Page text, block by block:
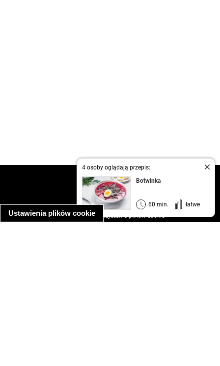
Ustawienia plików cookie
4 osoby oglądają przepis:
Botwinka
60 min. łatwe
kontakt
regulamin
informacja o prywatności
informacja o wykorzystaniu plików cookie